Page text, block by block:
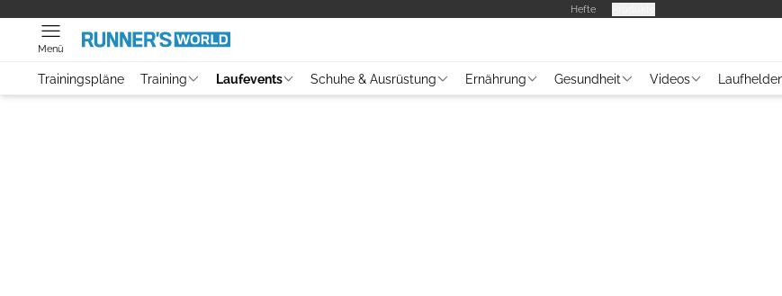
Hefte
Menü
Trainingspläne Training Laufevents Schuhe & Ausrüstung Ernährung Gesundheit Videos